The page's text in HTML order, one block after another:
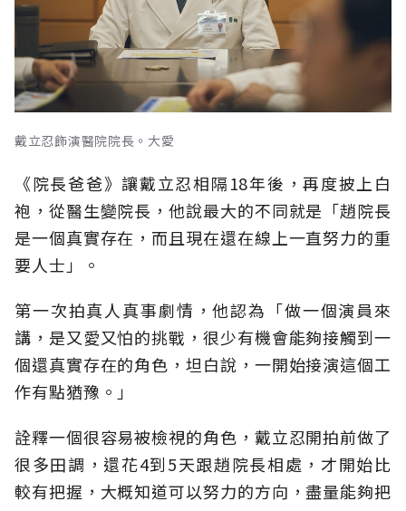
戴立忍飾演醫院院長。大愛
《院長爸爸》讓戴立忍相隔18年後，再度披上白
袍，從醫生變院長，他說最大的不同就是「趙院長
是一個真實存在，而且現在還在線上一直努力的重
要人士」。
第一次拍真人真事劇情，他認為「做一個演員來
講，是又愛又怕的挑戰，很少有機會能夠接觸到一
個還真實存在的角色，坦白說，一開始接演這個工
作有點猶豫。」
詮釋一個很容易被檢視的角色，戴立忍開拍前做了
很多田調，還花4到5天跟趙院長相處，才開始比
較有把握，大概知道可以努力的方向，盡量能夠把